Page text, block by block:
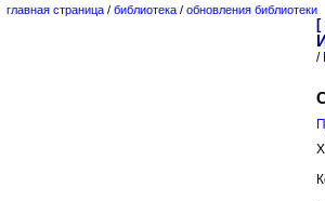
главная страница / библиотека / обновления библиотеки
[
/